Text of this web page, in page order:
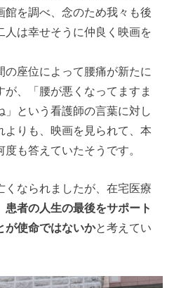
館を調べ、念のため我々も後
人は幸せそうに仲良く映画を
座位によって腰痛が新たに
、「腰が悪くなってますま
という看護師の言葉に対し
よりも、映画を見られて、本
も答えていたそうです。
くなられましたが、在宅医療
患者の人生の最後をサポート
が使命ではないかと考えてい